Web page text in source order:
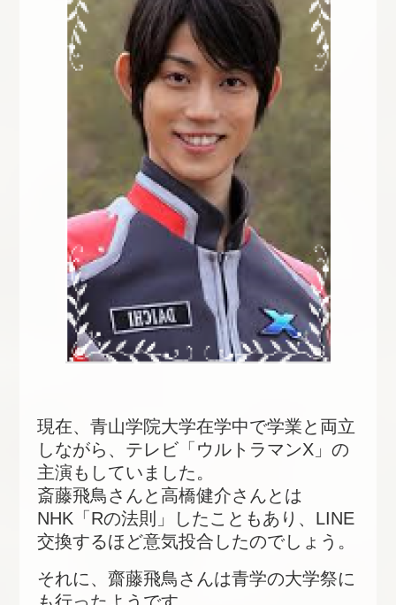
現在、青山学院大学在学中で学業と両立
しながら、テレビ「ウルトラマンX」の
主演もしていました。
斎藤飛鳥さんと高橋健介さんとは
NHK「Rの法則」したこともあり、LINE
交換するほど意気投合したのでしょう。
それに、齋藤飛鳥さんは青学の大学祭に